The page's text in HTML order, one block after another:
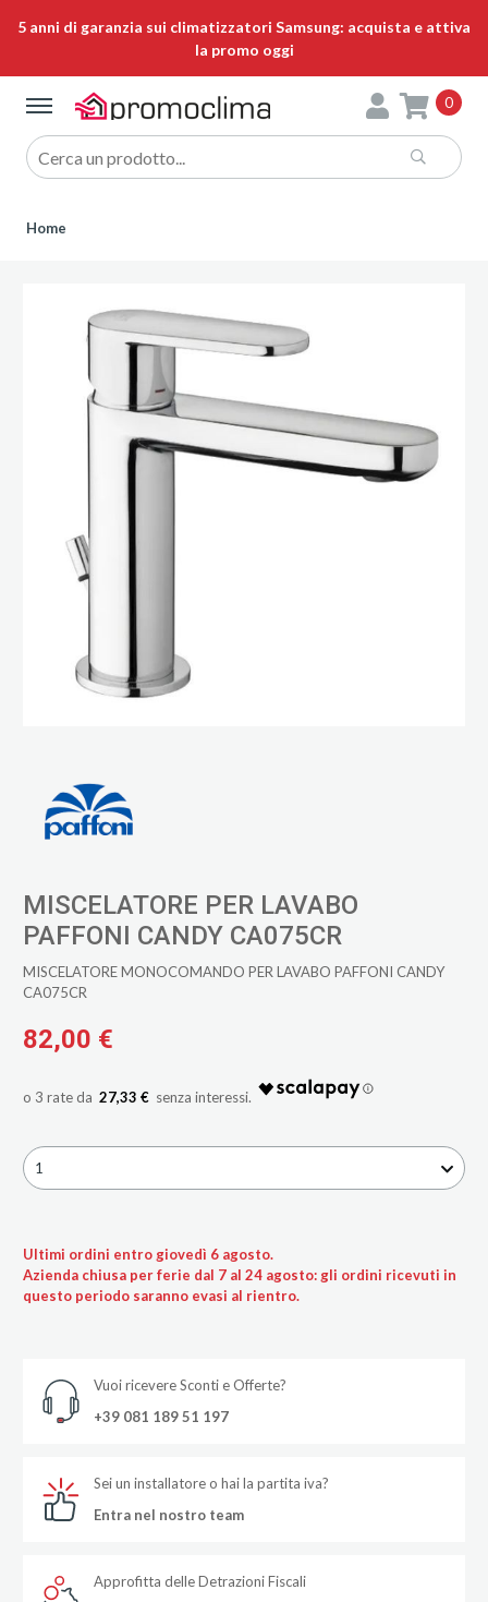
5 anni di garanzia sui climatizzatori Samsung: acquista e attiva
la promo oggi
0
Home
MISCELATORE PER LAVABO
PAFFONI CANDY CA075CR
MISCELATORE MONOCOMANDO PER LAVABO PAFFONI CANDY
CA075CR
82,00 €
27,33 €
1
Ultimi ordini entro giovedì 6 agosto.
Azienda chiusa per ferie dal 7 al 24 agosto: gli ordini ricevuti in
questo periodo saranno evasi al rientro.
Vuoi ricevere Sconti e Offerte?
+39 081 189 51 197
Sei un installatore o hai la partita iva?
Entra nel nostro team
Approfitta delle Detrazioni Fiscali